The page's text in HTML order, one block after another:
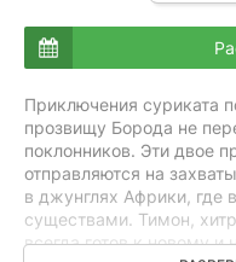
Приключения суриката
прозвищу Борода не
поклонников. Эти двое
отправляются на
в джунглях Африки, где
существами. Тимон, хитроумный и быстроногий сурикат,
всегда готов к новому и